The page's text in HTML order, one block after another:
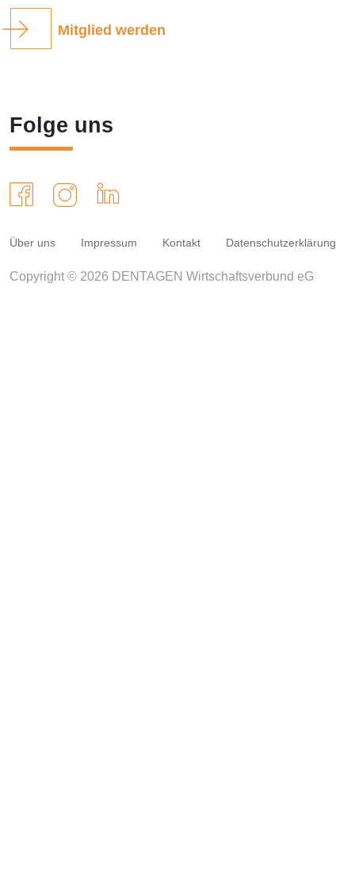
Mitglied werden
Folge uns
Über uns Impressum Kontakt Datenschutzerklärung
Copyright © 2026 DENTAGEN Wirtschaftsverbund eG